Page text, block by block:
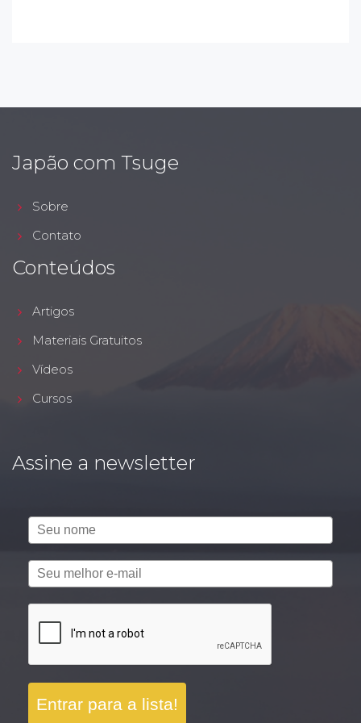
Japão com Tsuge
Sobre
Contato
Conteúdos
Artigos
Materiais Gratuitos
Vídeos
Cursos
Assine a newsletter
Entrar para a lista!